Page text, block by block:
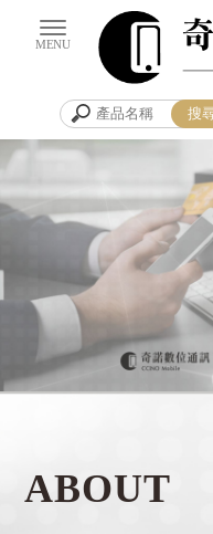
安平區手機買賣
ABOUT